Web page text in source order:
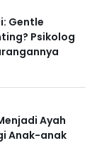
Gentle
Psikolog
Ayah
Anak-anak